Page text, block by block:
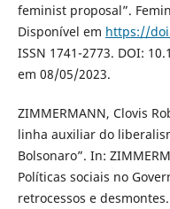
feminist proposal”.
Disponível em https://
ISSN 1741-2773. DOI:
em 08/05/2023.
ZIMMERMANN, Clovis
linha auxiliar do
Bolsonaro”. In:
Políticas sociais no
retrocessos e